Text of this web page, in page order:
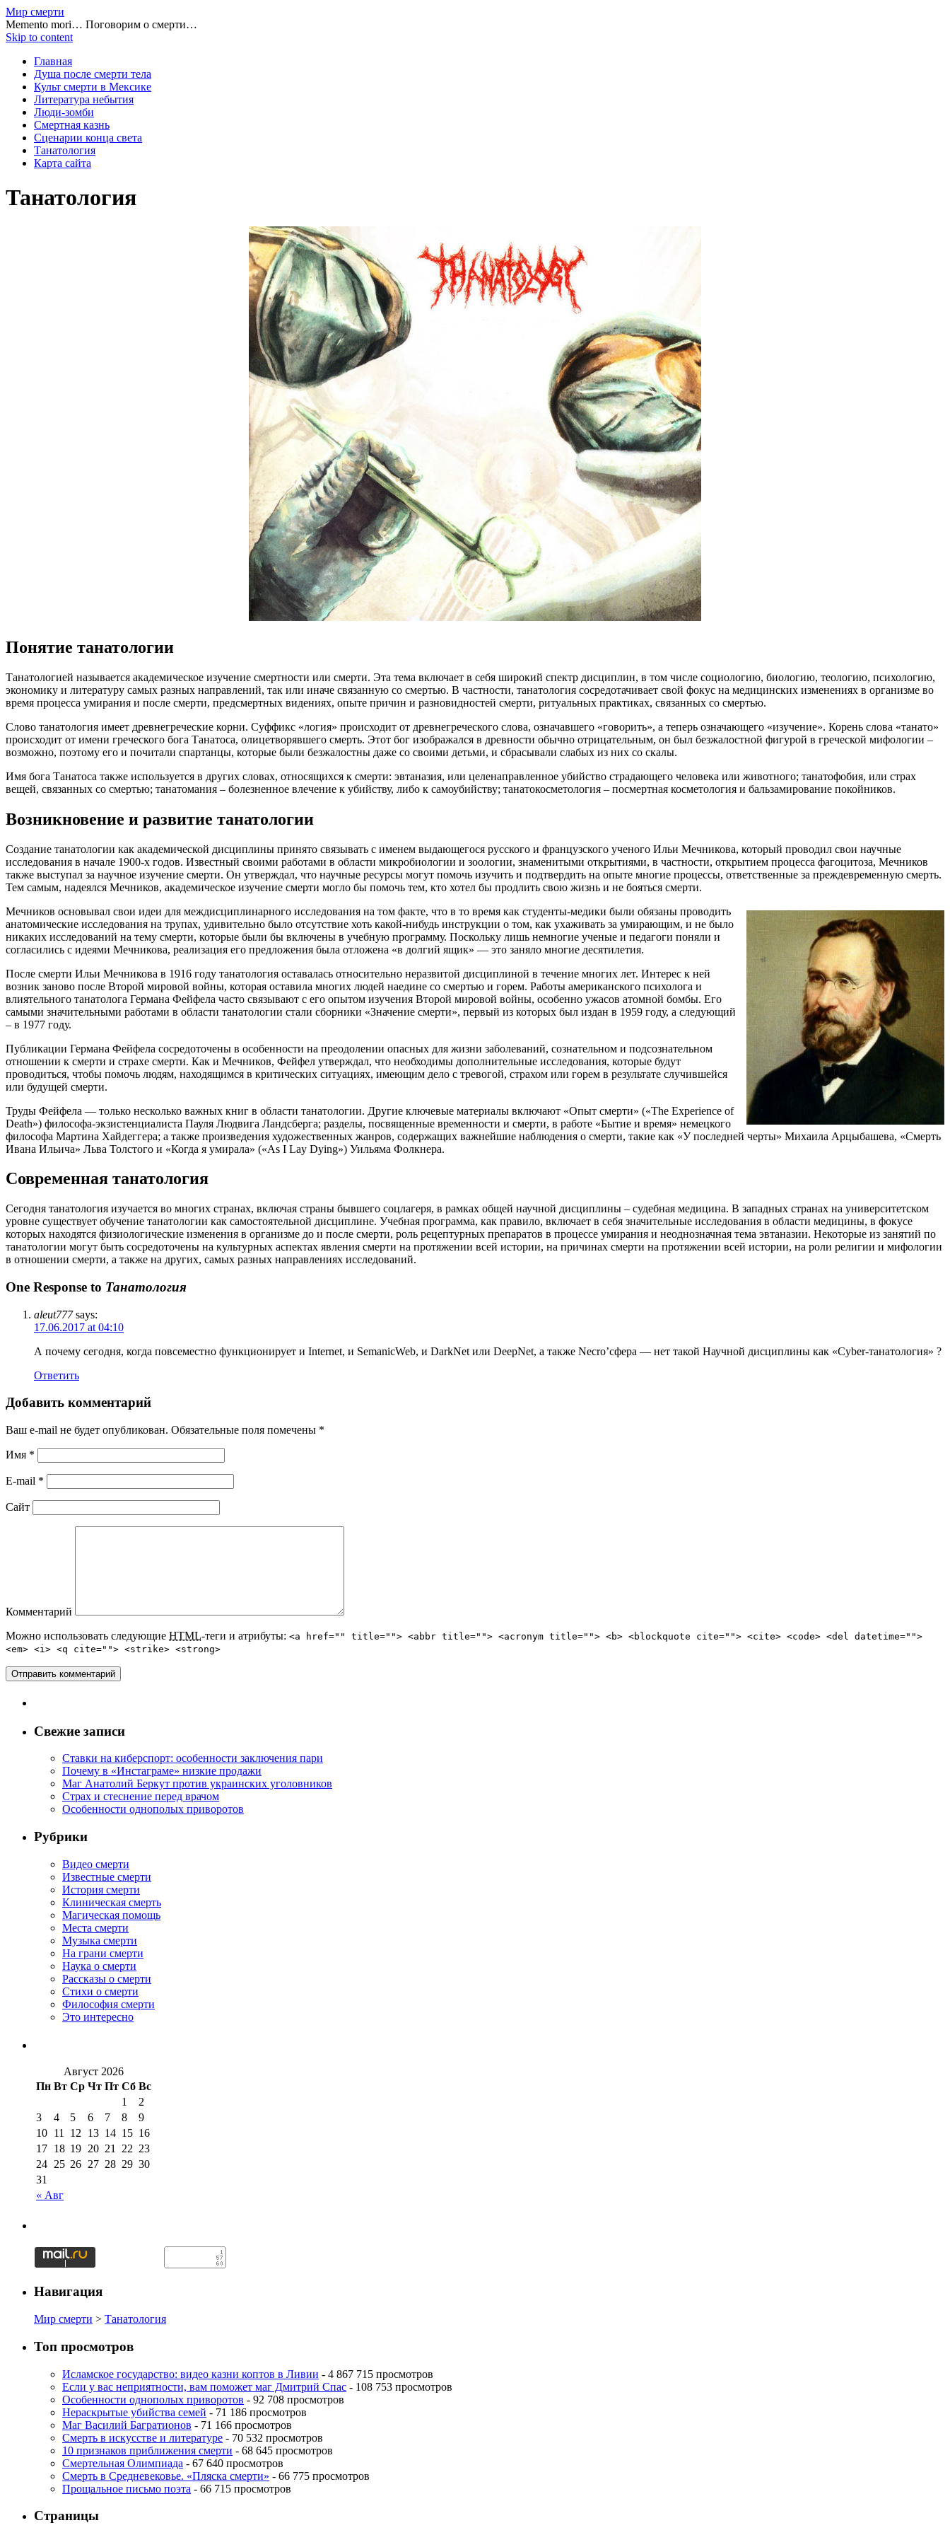
Мир смерти
Memento mori… Поговорим о смерти…
Skip to content
Главная
Душа после смерти тела
Культ смерти в Мексике
Литература небытия
Люди-зомби
Смертная казнь
Сценарии конца света
Танатология
Карта сайта
Танатология
Понятие танатологии
Танатологией называется академическое изучение смертности или смерти. Эта тема включает в себя широкий спектр дисциплин, в том числе социологию, биологию, теологию, психологию,
экономику и литературу самых разных направлений, так или иначе связанную со смертью. В частности, танатология сосредотачивает свой фокус на медицинских изменениях в организме во
время процесса умирания и после смерти, предсмертных видениях, опыте причин и разновидностей смерти, ритуальных практиках, связанных со смертью.
Слово танатология имеет древнегреческие корни. Суффикс «логия» происходит от древнегреческого слова, означавшего «говорить», а теперь означающего «изучение». Корень слова «танато»
происходит от имени греческого бога Танатоса, олицетворявшего смерть. Этот бог изображался в древности обычно отрицательным, он был безжалостной фигурой в греческой мифологии –
возможно, поэтому его и почитали спартанцы, которые были безжалостны даже со своими детьми, и сбрасывали слабых из них со скалы.
Имя бога Танатоса также используется в других словах, относящихся к смерти: эвтаназия, или целенаправленное убийство страдающего человека или животного; танатофобия, или страх
вещей, связанных со смертью; танатомания – болезненное влечение к убийству, либо к самоубийству; танатокосметология – посмертная косметология и бальзамирование покойников.
Возникновение и развитие танатологии
Создание танатологии как академической дисциплины принято связывать с именем выдающегося русского и французского ученого Ильи Мечникова, который проводил свои научные
исследования в начале 1900-х годов. Известный своими работами в области микробиологии и зоологии, знаменитыми открытиями, в частности, открытием процесса фагоцитоза, Мечников
также выступал за научное изучение смерти. Он утверждал, что научные ресурсы могут помочь изучить и подтвердить на опыте многие процессы, ответственные за преждевременную смерть.
Тем самым, надеялся Мечников, академическое изучение смерти могло бы помочь тем, кто хотел бы продлить свою жизнь и не бояться смерти.
Мечников основывал свои идеи для междисциплинарного исследования на том факте, что в то время как студенты-медики были обязаны проводить
анатомические исследования на трупах, удивительно было отсутствие хоть какой-нибудь инструкции о том, как ухаживать за умирающим, и не было
никаких исследований на тему смерти, которые были бы включены в учебную программу. Поскольку лишь немногие ученые и педагоги поняли и
согласились с идеями Мечникова, реализация его предложения была отложена «в долгий ящик» — это заняло многие десятилетия.
После смерти Ильи Мечникова в 1916 году танатология оставалась относительно неразвитой дисциплиной в течение многих лет. Интерес к ней
возник заново после Второй мировой войны, которая оставила многих людей наедине со смертью и горем. Работы американского психолога и
влиятельного танатолога Германа Фейфела часто связывают с его опытом изучения Второй мировой войны, особенно ужасов атомной бомбы. Его
самыми значительными работами в области танатологии стали сборники «Значение смерти», первый из которых был издан в 1959 году, а следующий
– в 1977 году.
Публикации Германа Фейфела сосредоточены в особенности на преодолении опасных для жизни заболеваний, сознательном и подсознательном
отношении к смерти и страхе смерти. Как и Мечников, Фейфел утверждал, что необходимы дополнительные исследования, которые будут
проводиться, чтобы помочь людям, находящимся в критических ситуациях, имеющим дело с тревогой, страхом или горем в результате случившейся
или будущей смерти.
Труды Фейфела — только несколько важных книг в области танатологии. Другие ключевые материалы включают «Опыт смерти» («The Experience of
Death») философа-экзистенциалиста Пауля Людвига Ландсберга; разделы, посвященные временности и смерти, в работе «Бытие и время» немецкого
философа Мартина Хайдеггера; а также произведения художественных жанров, содержащих важнейшие наблюдения о смерти, такие как «У последней черты» Михаила Арцыбашева, «Смерть
Ивана Ильича» Льва Толстого и «Когда я умирала» («As I Lay Dying») Уильяма Фолкнера.
Современная танатология
Сегодня танатология изучается во многих странах, включая страны бывшего соцлагеря, в рамках общей научной дисциплины – судебная медицина. В западных странах на университетском
уровне существует обучение танатологии как самостоятельной дисциплине. Учебная программа, как правило, включает в себя значительные исследования в области медицины, в фокусе
которых находятся физиологические изменения в организме до и после смерти, роль рецептурных препаратов в процессе умирания и неоднозначная тема эвтаназии. Некоторые из занятий по
танатологии могут быть сосредоточены на культурных аспектах явления смерти на протяжении всей истории, на причинах смерти на протяжении всей истории, на роли религии и мифологии
в отношении смерти, а также на других, самых разных направлениях исследований.
One Response to Танатология
aleut777 says:
17.06.2017 at 04:10
А почему сегодня, когда повсеместно функционирует и Internet, и SemanicWeb, и DarkNet или DeepNet, а также Necro’сфера — нет такой Научной дисциплины как «Cyber-танатология» ?
Ответить
Добавить комментарий
Ваш e-mail не будет опубликован. Обязательные поля помечены *
Имя *
E-mail *
Сайт
Комментарий
Можно использовать следующие HTML-теги и атрибуты: <a href="" title=""> <abbr title=""> <acronym title=""> <b> <blockquote cite=""> <cite> <code> <del datetime="">
<em> <i> <q cite=""> <strike> <strong>
Свежие записи
Ставки на киберспорт: особенности заключения пари
Почему в «Инстаграме» низкие продажи
Маг Анатолий Беркут против украинских уголовников
Страх и стеснение перед врачом
Особенности однополых приворотов
Рубрики
Видео смерти
Известные смерти
История смерти
Клиническая смерть
Магическая помощь
Места смерти
Музыка смерти
На грани смерти
Наука о смерти
Рассказы о смерти
Стихи о смерти
Философия смерти
Это интересно
Август 2026
Пн Вт Ср Чт Пт Сб Вс
« Авг
1
2
3
4 5 6 7 8
9
10 11 12 13 14 15 16
17 18 19 20 21 22 23
24 25 26 27 28 29 30
31
Навигация
Мир смерти > Танатология
Топ просмотров
Исламское государство: видео казни коптов в Ливии - 4 867 715 просмотров
Если у вас неприятности, вам поможет маг Дмитрий Спас - 108 753 просмотров
Особенности однополых приворотов - 92 708 просмотров
Нераскрытые убийства семей - 71 186 просмотров
Маг Василий Багратионов - 71 166 просмотров
Смерть в искусстве и литературе - 70 532 просмотров
10 признаков приближения смерти - 68 645 просмотров
Смертельная Олимпиада - 67 640 просмотров
Смерть в Средневековье. «Пляска смерти» - 66 775 просмотров
Прощальное письмо поэта - 66 715 просмотров
Страницы